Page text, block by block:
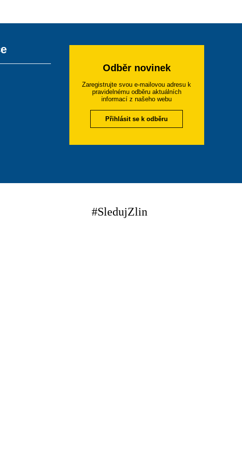
Odběr novinek
Zaregistrujte svou e-mailovou adresu k
pravidelnému odběru aktuálních
informací z našeho webu
Přihlásit se k odběru
#SledujZlin